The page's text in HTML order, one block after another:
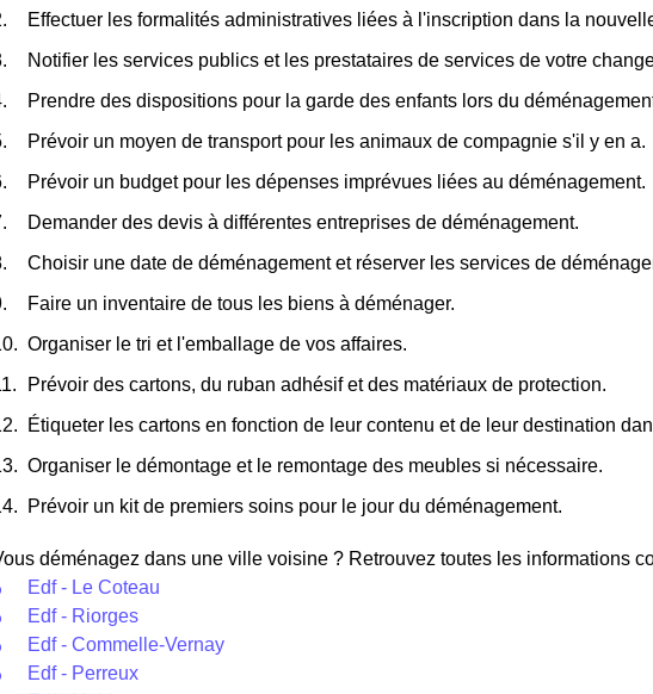
Effectuer les formalités administratives liées à l'inscription dans la
Notifier les services publics et les prestataires de services de votre
Prendre des dispositions pour la garde des enfants lors du
Prévoir un moyen de transport pour les animaux de compagnie s'il y en a.
Prévoir un budget pour les dépenses imprévues liées au déménagement.
Demander des devis à différentes entreprises de déménagement.
Choisir une date de déménagement et réserver les services de
Faire un inventaire de tous les biens à déménager.
Organiser le tri et l'emballage de vos affaires.
Prévoir des cartons, du ruban adhésif et des matériaux de protection.
Étiqueter les cartons en fonction de leur contenu et de leur destination
Organiser le démontage et le remontage des meubles si nécessaire.
Prévoir un kit de premiers soins pour le jour du déménagement.
déménagez dans une ville voisine ? Retrouvez toutes les informations
Edf - Le Coteau
Edf - Riorges
Edf - Commelle-Vernay
Edf - Perreux